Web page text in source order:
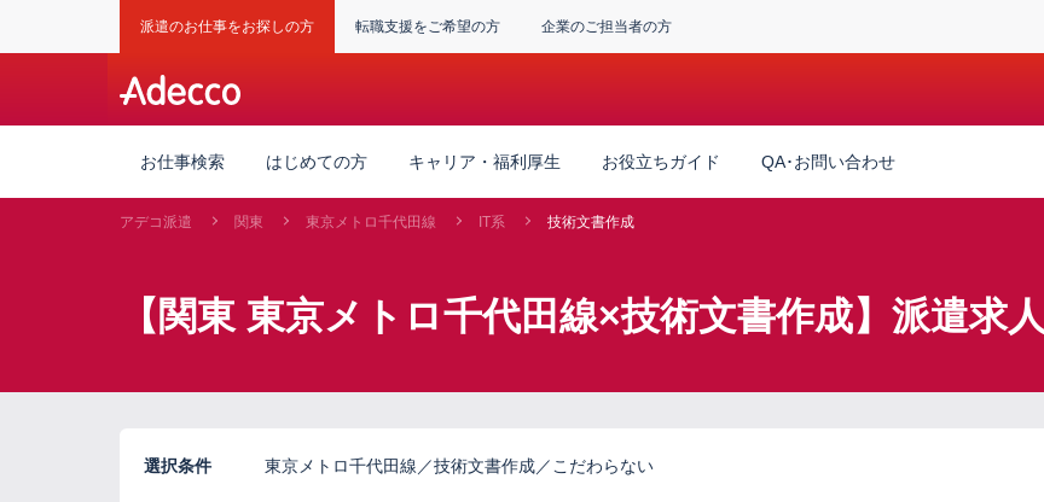
派遣のお仕事をお探しの方 転職支援をご希望の方 企業のご担当者の方
お仕事検索 はじめての方 キャリア・福利厚生 お役立ちガイド QA･お問い合わせ
アデコ派遣 関東 東京メトロ千代田線 IT系 技術文書作成
【関東 東京メトロ千代田線×技術文書作成】派遣求人
選択条件 東京メトロ千代田線／技術文書作成／こだわらない